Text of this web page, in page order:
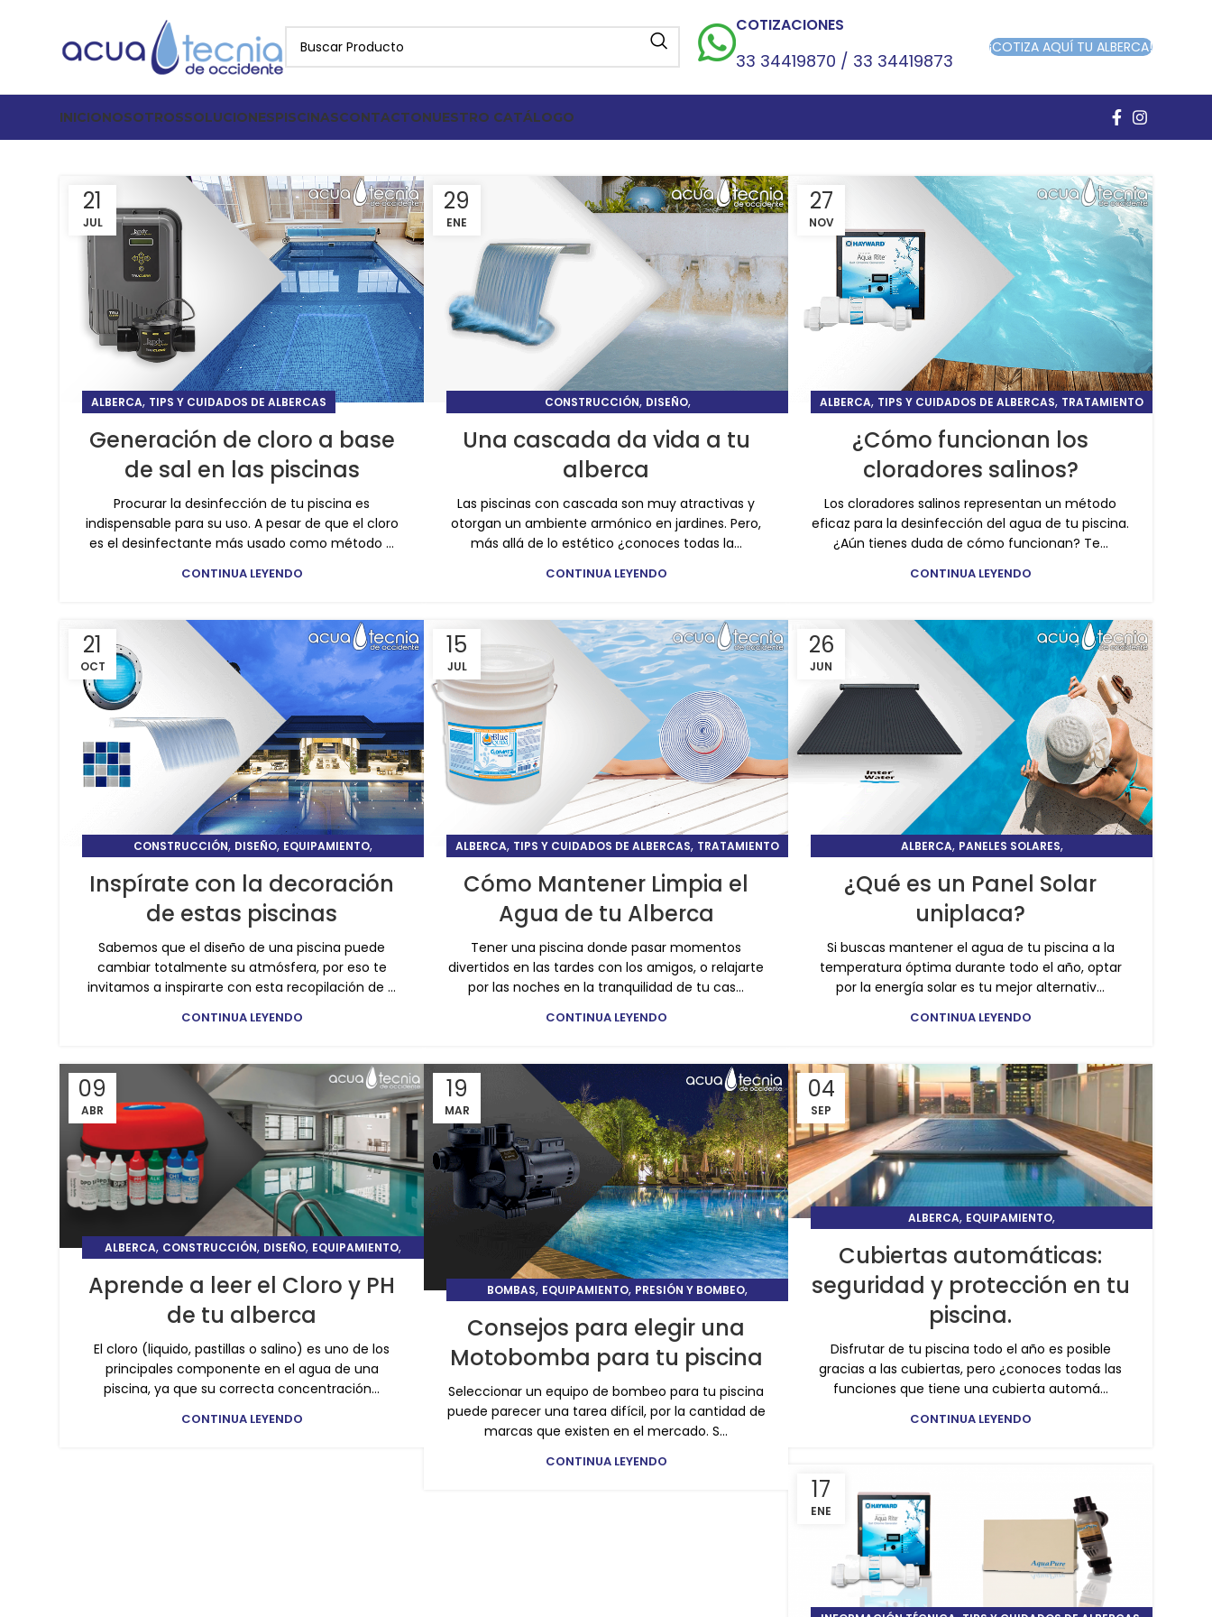
COTIZACIONES
33 34419870 / 33 34419873
¡COTIZA AQUÍ TU ALBERCA!
INICIONOSOTROSSOLUCIONESPISCINASCONTACTONUESTRO CATÁLOGO
21
JUL
ALBERCA, TIPS Y CUIDADOS DE ALBERCAS
Generación de cloro a base
de sal en las piscinas
Procurar la desinfección de tu piscina es
indispensable para su uso. A pesar de que el cloro
es el desinfectante más usado como método ...
CONTINUA LEYENDO
29
ENE
CONSTRUCCIÓN, DISEÑO,
Una cascada da vida a tu
alberca
Las piscinas con cascada son muy atractivas y
otorgan un ambiente armónico en jardines. Pero,
más allá de lo estético ¿conoces todas la...
CONTINUA LEYENDO
27
NOV
ALBERCA, TIPS Y CUIDADOS DE ALBERCAS, TRATAMIENTO
¿Cómo funcionan los
cloradores salinos?
Los cloradores salinos representan un método
eficaz para la desinfección del agua de tu piscina.
¿Aún tienes duda de cómo funcionan? Te...
CONTINUA LEYENDO
21
OCT
CONSTRUCCIÓN, DISEÑO, EQUIPAMIENTO,
Inspírate con la decoración
de estas piscinas
Sabemos que el diseño de una piscina puede
cambiar totalmente su atmósfera, por eso te
invitamos a inspirarte con esta recopilación de ...
CONTINUA LEYENDO
15
JUL
ALBERCA, TIPS Y CUIDADOS DE ALBERCAS, TRATAMIENTO
Cómo Mantener Limpia el
Agua de tu Alberca
Tener una piscina donde pasar momentos
divertidos en las tardes con los amigos, o relajarte
por las noches en la tranquilidad de tu cas...
CONTINUA LEYENDO
26
JUN
ALBERCA, PANELES SOLARES,
¿Qué es un Panel Solar
uniplaca?
Si buscas mantener el agua de tu piscina a la
temperatura óptima durante todo el año, optar
por la energía solar es tu mejor alternativ...
CONTINUA LEYENDO
09
ABR
ALBERCA, CONSTRUCCIÓN, DISEÑO, EQUIPAMIENTO,
Aprende a leer el Cloro y PH
de tu alberca
El cloro (liquido, pastillas o salino) es uno de los
principales componente en el agua de una
piscina, ya que su correcta concentración...
CONTINUA LEYENDO
19
MAR
BOMBAS, EQUIPAMIENTO, PRESIÓN Y BOMBEO,
Consejos para elegir una
Motobomba para tu piscina
Seleccionar un equipo de bombeo para tu piscina
puede parecer una tarea difícil, por la cantidad de
marcas que existen en el mercado. S...
CONTINUA LEYENDO
04
SEP
ALBERCA, EQUIPAMIENTO,
Cubiertas automáticas:
seguridad y protección en tu
piscina.
Disfrutar de tu piscina todo el año es posible
gracias a las cubiertas, pero ¿conoces todas las
funciones que tiene una cubierta automá...
CONTINUA LEYENDO
17
ENE